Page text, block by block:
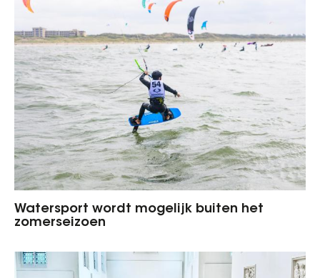
Watersport wordt mogelijk buiten het
zomerseizoen